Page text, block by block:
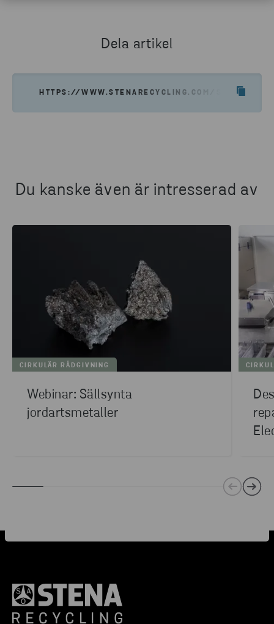
Dela artikel
HTTPS://WWW.STENARECYCLING.COM/SV/
Du kanske även är intresserad av
CIRKULÄR RÅDGIVNING
Webinar: Sällsynta
jordartsmetaller